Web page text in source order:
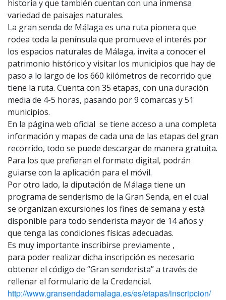
historia y que también cuentan con una inmensa
variedad de paisajes naturales.
La gran senda de Málaga es una ruta pionera que
rodea toda la península que promueve el interés por
los espacios naturales de Málaga, invita a conocer el
patrimonio histórico y visitar los municipios que hay de
paso a lo largo de los 660 kilómetros de recorrido que
tiene la ruta. Cuenta con 35 etapas, con una duración
media de 4-5 horas, pasando por 9 comarcas y 51
municipios.
En la página web oficial se tiene acceso a una completa
información y mapas de cada una de las etapas del gran
recorrido, todo se puede descargar de manera gratuita.
Para los que prefieran el formato digital, podrán
guiarse con la aplicación para el móvil.
Por otro lado, la diputación de Málaga tiene un
programa de senderismo de la Gran Senda, en el cual
se organizan excursiones los fines de semana y está
disponible para todo senderista mayor de 14 años y
que tenga las condiciones físicas adecuadas.
Es muy importante inscribirse previamente ,
para poder realizar dicha inscripción es necesario
obtener el código de “Gran senderista” a través de
rellenar el formulario de la Credencial.
http://www.gransendademalaga.es/es/etapas/inscripcion/